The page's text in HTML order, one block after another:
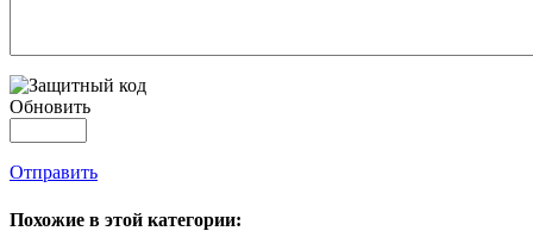
Обновить
Отправить
Похожие в этой категории: